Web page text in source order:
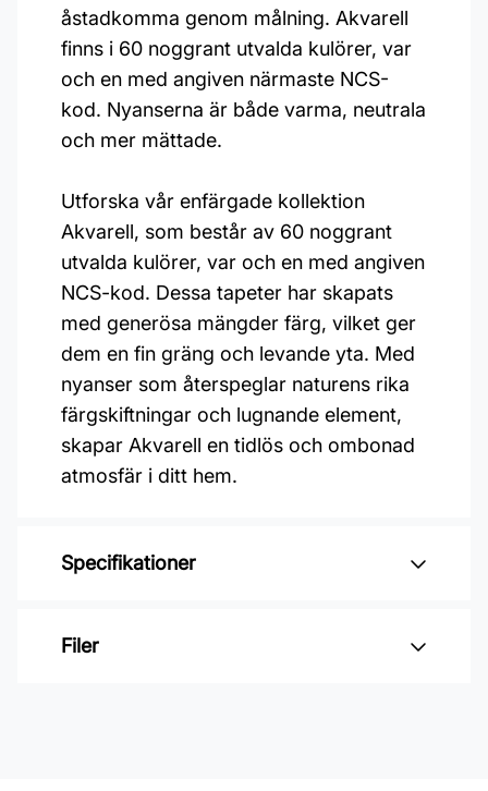
åstadkomma genom målning. Akvarell
finns i 60 noggrant utvalda kulörer, var
och en med angiven närmaste NCS-
kod. Nyanserna är både varma, neutrala
och mer mättade.
Utforska vår enfärgade kollektion
Akvarell, som består av 60 noggrant
utvalda kulörer, var och en med angiven
NCS-kod. Dessa tapeter har skapats
med generösa mängder färg, vilket ger
dem en fin gräng och levande yta. Med
nyanser som återspeglar naturens rika
färgskiftningar och lugnande element,
skapar Akvarell en tidlös och ombonad
atmosfär i ditt hem.
Specifikationer
Varumärke: Duro
Filer